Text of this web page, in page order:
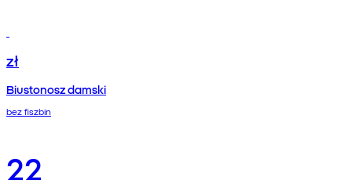
zł
Biustonosz damski
bez fiszbin
22